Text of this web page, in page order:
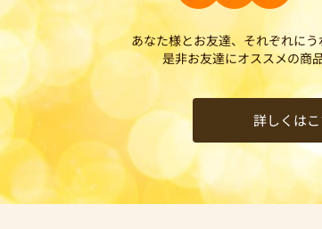
あなた様とお友達、それぞれに
是非お友達にオススメの商
詳しくは